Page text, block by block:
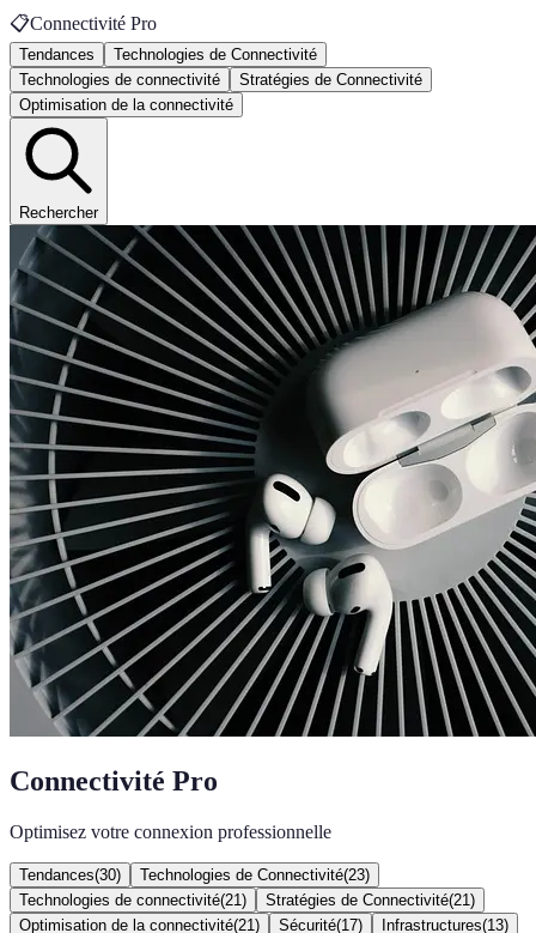
📋Connectivité Pro
Tendances
Technologies de Connectivité
Technologies de connectivité
Stratégies de Connectivité
Optimisation de la connectivité
Rechercher
Connectivité Pro
Optimisez votre connexion professionnelle
Tendances(30) Technologies de Connectivité(23)
Technologies de connectivité(21 ) Stratégies de Connectivité(21 )
Optimisation de la connectivité(21 ) Sécurité(17) Infrastructures(13)